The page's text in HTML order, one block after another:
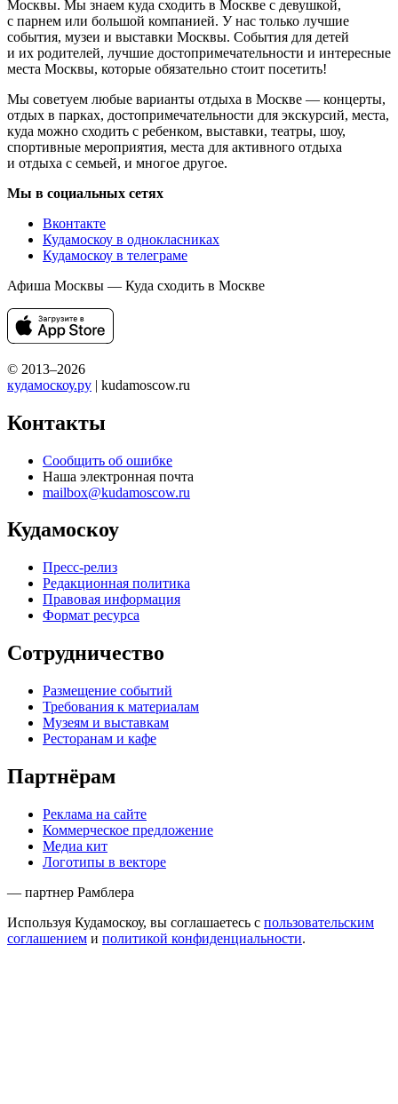
Москвы. Мы знаем куда сходить в Москве с девушкой,
с парнем или большой компанией. У нас только лучшие
события, музеи и выставки Москвы. События для детей
и их родителей, лучшие достопримечательности и интересные
места Москвы, которые обязательно стоит посетить!
Мы советуем любые варианты отдыха в Москве — концерты,
отдых в парках, достопримечательности для экскурсий, места,
куда можно сходить с ребенком, выставки, театры, шоу,
спортивные мероприятия, места для активного отдыха
и отдыха с семьей, и многое другое.
Мы в социальных сетях
Вконтакте
Кудамоскоу в однокласниках
Кудамоскоу в телеграме
Афиша Москвы — Куда сходить в Москве
© 2013–2026
кудамоскоу.ру | kudamoscow.ru
Контакты
Сообщить об ошибке
Наша электронная почта
mailbox@kudamoscow.ru
Кудамоскоу
Пресс-релиз
Редакционная политика
Правовая информация
Формат ресурса
Сотрудничество
Размещение событий
Требования к материалам
Музеям и выставкам
Ресторанам и кафе
Партнёрам
Реклама на сайте
Коммерческое предложение
Медиа кит
Логотипы в векторе
— партнер Рамблера
Используя Кудамоскоу, вы соглашаетесь с пользовательским
соглашением и политикой конфиденциальности.